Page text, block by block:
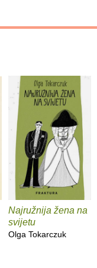
Najružnija žena na
svijetu
Olga Tokarczuk